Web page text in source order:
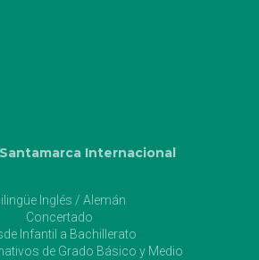
Internacional
Inglés / Alemán
Concertado
Infantil a Bachillerato
de Grado Básico y Medio